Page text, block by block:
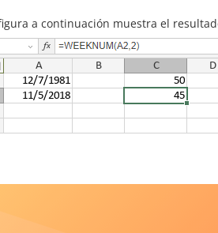
a continuación muestra el